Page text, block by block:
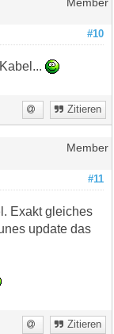
Member
#10
Zitieren
Member
#11
Exakt gleiches
update das
Zitieren